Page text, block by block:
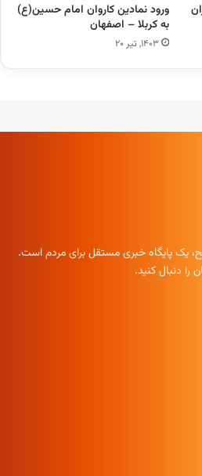
ورود نمادین کاروان امام حسین(ع)
به کربلا – اصفهان
۱۴۰۳, تیر ۲۰
یک پایگاه خبری مستقل برای مردم است.
دنبال کنید.